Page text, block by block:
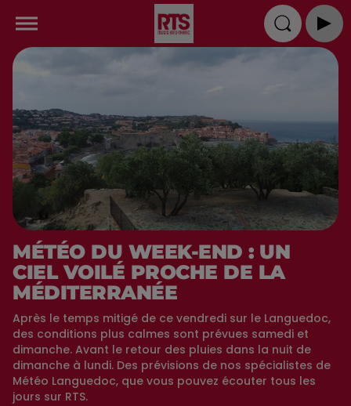
MÉTÉO DU WEEK-END : UN
CIEL VOILÉ PROCHE DE LA
MÉDITERRANÉE
Après le temps mitigé de ce vendredi sur le Languedoc,
des conditions plus calmes sont prévues samedi et
dimanche. Avant le retour des pluies dans la nuit de
dimanche à lundi. Des prévisions de nos spécialistes de
Météo Languedoc, que vous pouvez écouter tous les
jours sur RTS.